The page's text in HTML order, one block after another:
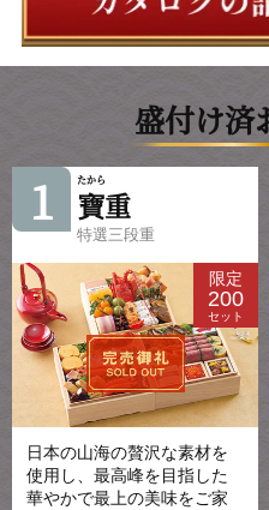
盛付け済
1 寶
たから
重
特選三段重
限定
200
セット
日本の山海の贅沢な素材を
使用し、最高峰を目指した
華やかで最上の美味をご家